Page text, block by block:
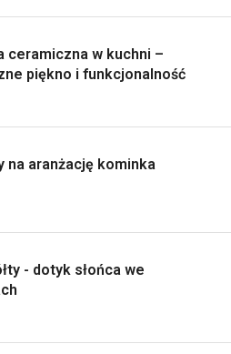
ceramiczna w kuchni –
piękno i funkcjonalność
na aranżację kominka
- dotyk słońca we